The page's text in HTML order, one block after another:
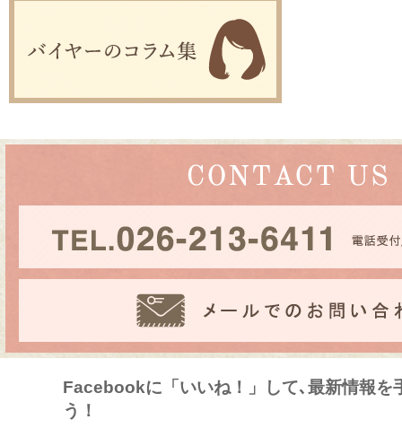
Facebookに「いいね！」して､最新情報を
う！